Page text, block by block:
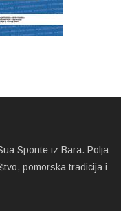
Sponte iz Bara. Polja
pomorska tradicija i